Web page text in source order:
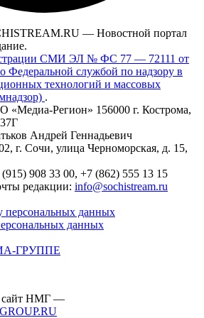
— Новостной портал
СМИ ЭЛ № ФС 77 — 72111 от
Федеральной службой по надзору в
технологий и массовых
.
Регион» 156000 г. Кострома,
Андрей Геннадьевич
г. Сочи, улица Черноморская, д. 15,
908 33 00, +7 (862) 555 13 15
редакции: info@sochistream.ru
персональных данных
данных
ГРУППЕ
сайт НМГ —